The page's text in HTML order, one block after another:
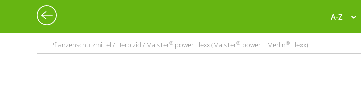
A-Z
Pflanzenschutzmittel / Herbizid / MaisTer® power Flexx (MaisTer® power + Merlin® Flexx)